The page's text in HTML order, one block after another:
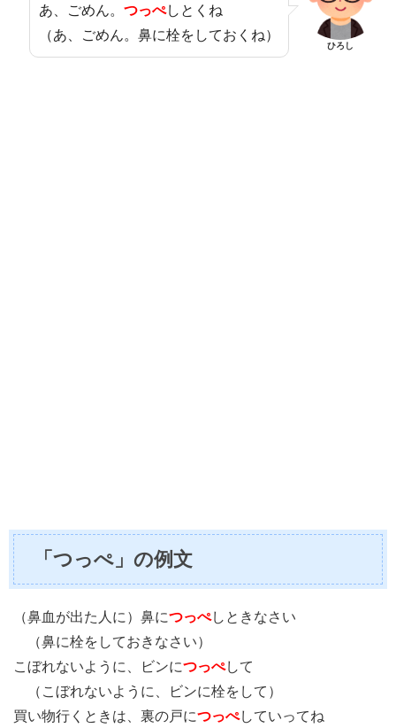
あ、ごめん。 つっぺしとくね
（あ、ごめん。鼻に栓をしておくね）
ひろし
「つっぺ」の例文
（鼻血が出た人に）鼻につっぺしときなさい
（鼻に栓をしておきなさい）
こぼれないように、ビンにつっぺして
（こぼれないように、ビンに栓をして）
買い物行くときは、裏の戸につっぺしていってね